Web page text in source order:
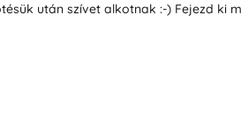
után szívet alkotnak :-) Fejezd ki